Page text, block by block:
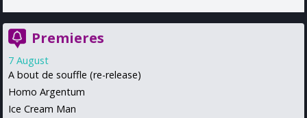
Premieres
7 August
A bout de souffle (re-release)
Homo Argentum
Ice Cream Man